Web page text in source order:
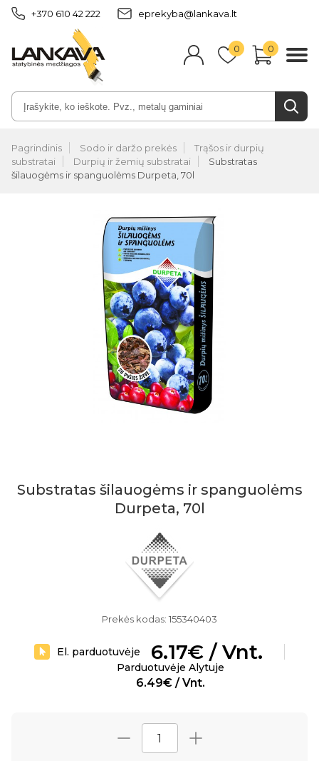
+370 610 42 222 eprekyba@lankava.lt
0 0
Pagrindinis Sodo ir daržo prekės
Trąšos ir durpių
substratai
Durpių ir žemių substratai
Substratas
šilauogėms ir spanguolėms Durpeta, 70l
Substratas šilauogėms ir spanguolėms
Durpeta, 70l
Prekės kodas: 155340403
El. parduotuvėje 6.17€ / Vnt.
Parduotuvėje Alytuje
6.49€ / Vnt.